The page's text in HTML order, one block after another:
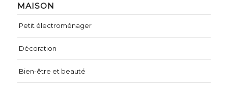
MAISON
Petit électroménager
Décoration
Bien-être et beauté